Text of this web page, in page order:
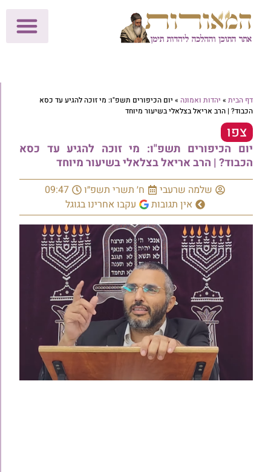
דף הבית » יהדות ואמונה » יום הכיפורים תשפ"ו: מי זוכה להגיע עד כסא
הכבוד? | הרב אריאל בצלאלי בשיעור מיוחד
צפו
יום הכיפורים תשפ"ו: מי זוכה להגיע עד כסא
הכבוד? | הרב אריאל בצלאלי בשיעור מיוחד
שלמה שרעבי ח׳ תשרי תשפ״ו
09:47
אין תגובות
עקבו אחרינו בגוגל